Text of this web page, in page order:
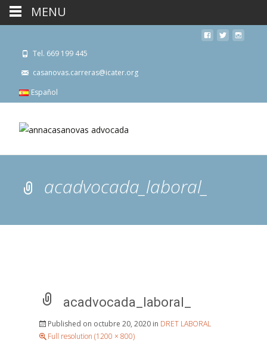
Tel. 669 199 445
casanovas.carreras@icater.org
Español
acadvocada_laboral_
acadvocada_laboral_
Published on octubre 20, 2020 in DRET LABORAL
Full resolution (1200 × 800)
MENU